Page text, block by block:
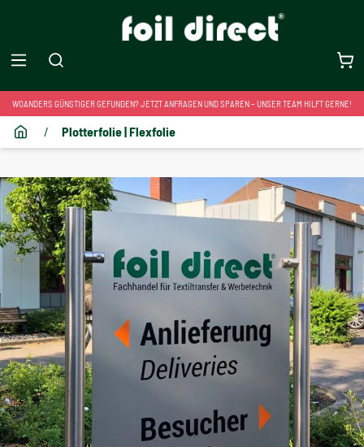
WOANDERS GÜNSTIGER GEFUNDEN? JETZT ANFRAGEN UND SPAREN – UNSER TEAM HILFT GERNE!
/ Plotterfolie | Flexfolie